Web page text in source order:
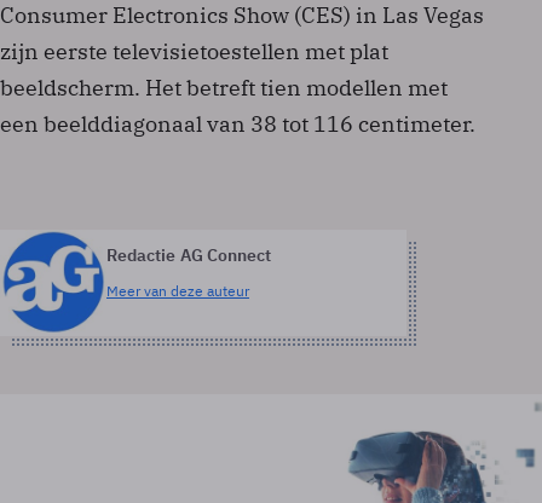
Consumer Electronics Show (CES) in Las Vegas
zijn eerste televisietoestellen met plat
beeldscherm. Het betreft tien modellen met
een beelddiagonaal van 38 tot 116 centimeter.
Redactie AG Connect
Meer van deze auteur